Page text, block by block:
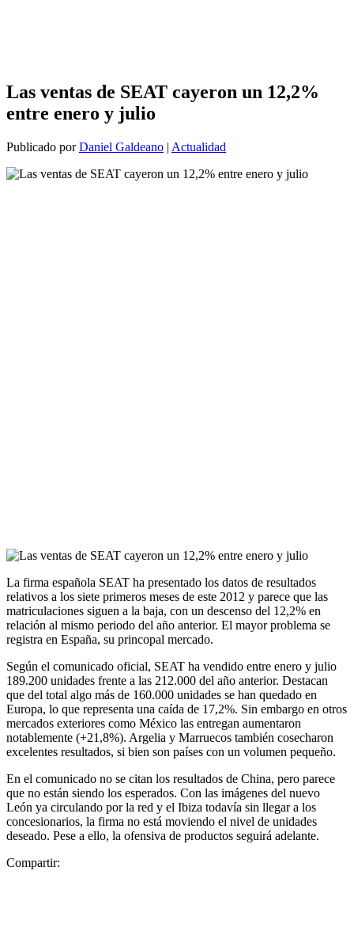
Las ventas de SEAT cayeron un 12,2%
entre enero y julio
Publicado porDaniel Galdeano | Actualidad
La firma española SEAT ha presentado los datos de resultados
relativos a los siete primeros meses de este 2012 y parece que las
matriculaciones siguen a la baja, con un descenso del 12,2% en
relación al mismo periodo del año anterior. El mayor problema se
registra en España, su princopal mercado.
Según el comunicado oficial, SEAT ha vendido entre enero y julio
189.200 unidades frente a las 212.000 del año anterior. Destacan
que del total algo más de 160.000 unidades se han quedado en
Europa, lo que representa una caída de 17,2%. Sin embargo en otros
mercados exteriores como México las entregan aumentaron
notablemente (+21,8%). Argelia y Marruecos también cosecharon
excelentes resultados, si bien son países con un volumen pequeño.
En el comunicado no se citan los resultados de China, pero parece
que no están siendo los esperados. Con las imágenes del nuevo
León ya circulando por la red y el Ibiza todavía sin llegar a los
concesionarios, la firma no está moviendo el nivel de unidades
deseado. Pese a ello, la ofensiva de productos seguirá adelante.
Compartir: